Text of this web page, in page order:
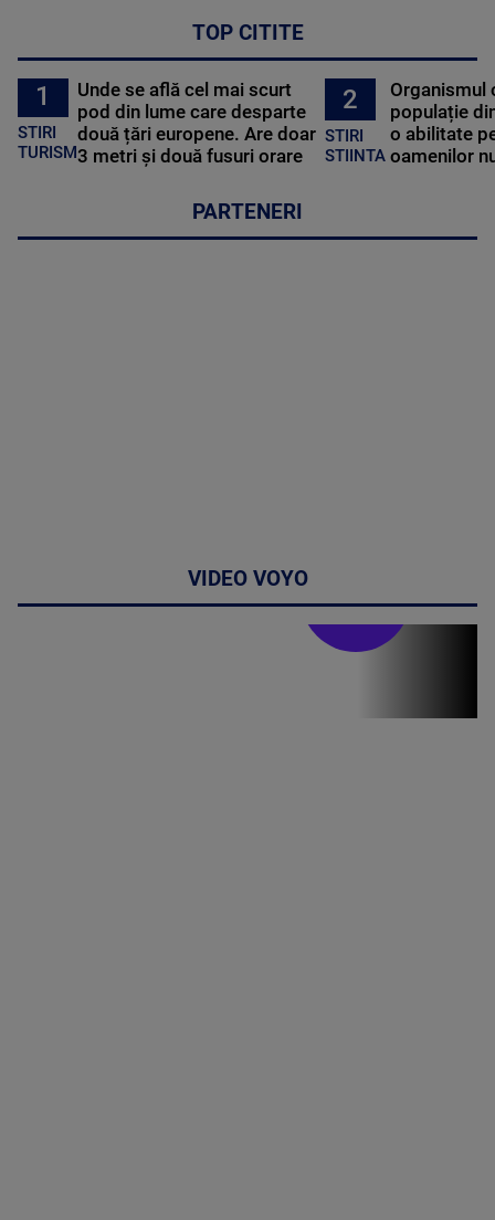
TOP CITITE
1
STIRI
TURISM
Unde se află cel mai scurt
pod din lume care desparte
două țări europene. Are doar
3 metri și două fusuri orare
2
STIRI
STIINTA
Organismul
populație
o abilitate
oamenilor
PARTENERI
VIDEO VOYO